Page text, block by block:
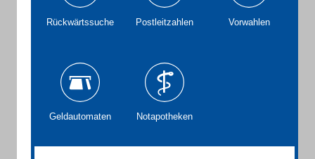
Rückwärtssuche Postleitzahlen Vorwahlen
Geldautomaten Notapotheken